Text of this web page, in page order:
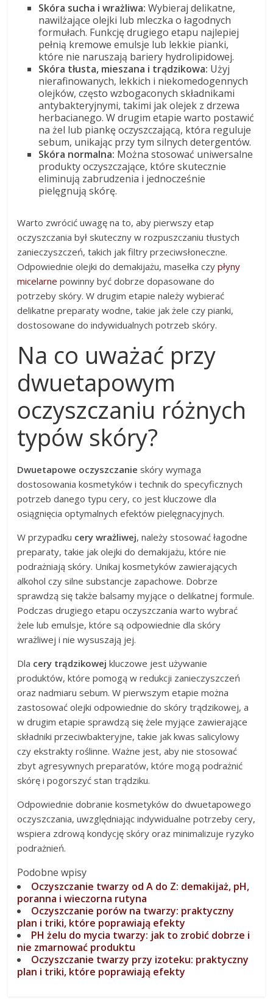
Skóra sucha i wrażliwa: Wybieraj delikatne,
nawilżające olejki lub mleczka o łagodnych
formułach. Funkcję drugiego etapu najlepiej
pełnią kremowe emulsje lub lekkie pianki,
które nie naruszają bariery hydrolipidowej.
Skóra tłusta, mieszana i trądzikowa: Użyj
nierafinowanych, lekkich i niekomedogennych
olejków, często wzbogaconych składnikami
antybakteryjnymi, takimi jak olejek z drzewa
herbacianego. W drugim etapie warto postawić
na żel lub piankę oczyszczającą, która reguluje
sebum, unikając przy tym silnych detergentów.
Skóra normalna: Można stosować uniwersalne
produkty oczyszczające, które skutecznie
eliminują zabrudzenia i jednocześnie
pielęgnują skórę.
Warto zwrócić uwagę na to, aby pierwszy etap
oczyszczania był skuteczny w rozpuszczaniu tłustych
zanieczyszczeń, takich jak filtry przeciwsłoneczne.
Odpowiednie olejki do demakijażu, masełka czypłyny
micelarne powinny być dobrze dopasowane do
potrzeby skóry. W drugim etapie należy wybierać
delikatne preparaty wodne, takie jak żele czy pianki,
dostosowane do indywidualnych potrzeb skóry.
Na co uważać przy
dwuetapowym
oczyszczaniu różnych
typów skóry?
Dwuetapowe oczyszczanie skóry wymaga
dostosowania kosmetyków i technik do specyficznych
potrzeb danego typu cery, co jest kluczowe dla
osiągnięcia optymalnych efektów pielęgnacyjnych.
W przypadku cery wrażliwej, należy stosować łagodne
preparaty, takie jak olejki do demakijażu, które nie
podrażniają skóry. Unikaj kosmetyków zawierających
alkohol czy silne substancje zapachowe. Dobrze
sprawdzą się także balsamy myjące o delikatnej formule.
Podczas drugiego etapu oczyszczania warto wybrać
żele lub emulsje, które są odpowiednie dla skóry
wrażliwej i nie wysuszają jej.
Dla cery trądzikowej kluczowe jest używanie
produktów, które pomogą w redukcji zanieczyszczeń
oraz nadmiaru sebum. W pierwszym etapie można
zastosować olejki odpowiednie do skóry trądzikowej, a
w drugim etapie sprawdzą się żele myjące zawierające
składniki przeciwbakteryjne, takie jak kwas salicylowy
czy ekstrakty roślinne. Ważne jest, aby nie stosować
zbyt agresywnych preparatów, które mogą podrażnić
skórę i pogorszyć stan trądziku.
Odpowiednie dobranie kosmetyków do dwuetapowego
oczyszczania, uwzględniając indywidualne potrzeby cery,
wspiera zdrową kondycję skóry oraz minimalizuje ryzyko
podrażnień.
Podobne wpisy
Oczyszczanie twarzy od A do Z: demakijaż, pH,
poranna i wieczorna rutyna
Oczyszczanie porów na twarzy: praktyczny
plan i triki, które poprawiają efekty
PH żelu do mycia twarzy: jak to zrobić dobrze i
nie zmarnować produktu
Oczyszczanie twarzy przy izoteku: praktyczny
plan i triki, które poprawiają efekty